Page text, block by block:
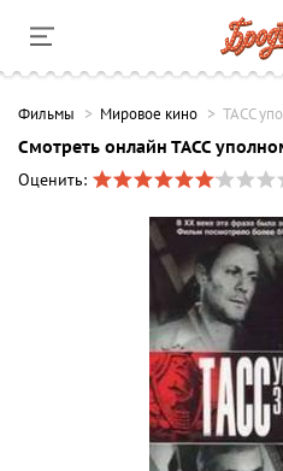
Фильмы Мировое кино ТАСС
Смотреть онлайн ТАСС
Оценить: